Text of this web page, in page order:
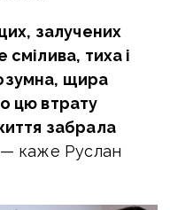
залучених
тиха і
щира
цю втрату
забрала
— каже Руслан